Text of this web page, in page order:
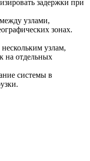
задержки при
узлами,
зонах.
узлам,
на отдельных
системы в